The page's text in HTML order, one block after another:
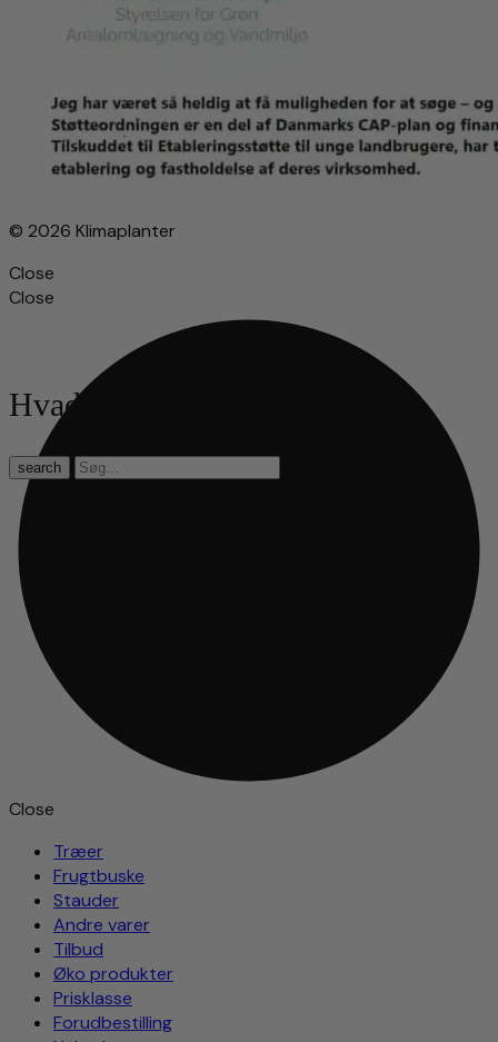
© 2026 Klimaplanter
Close
Close
Hvad leder du efter?
search
Close
Træer
Frugtbuske
Stauder
Andre varer
Tilbud
Øko produkter
Prisklasse
Forudbestilling